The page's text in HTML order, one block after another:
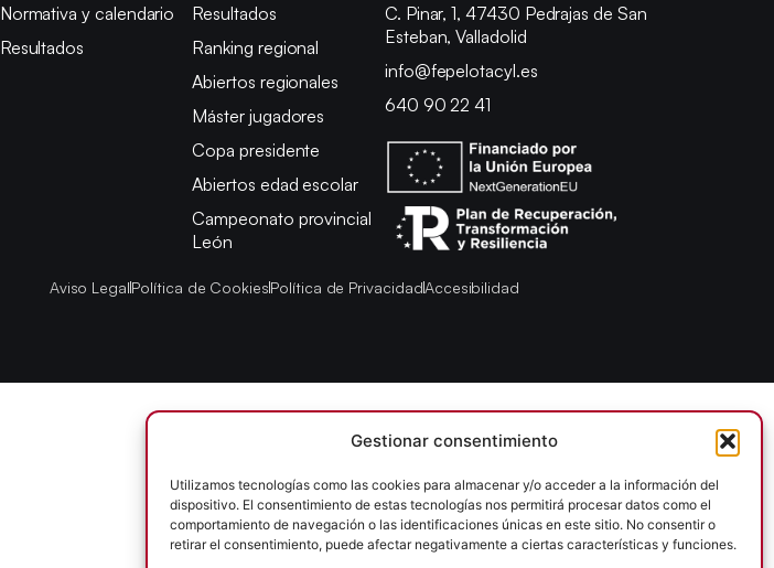
Gestionar consentimiento
Utilizamos tecnologías como las cookies para almacenar y/o acceder a la información del
dispositivo. El consentimiento de estas tecnologías nos permitirá procesar datos como el
comportamiento de navegación o las identificaciones únicas en este sitio. No consentir o
retirar el consentimiento, puede afectar negativamente a ciertas características y funciones.
Normativa y calendario
Resultados
Resultados
Ranking regional
Abiertos regionales
Máster jugadores
Copa presidente
Abiertos edad escolar
Campeonato provincial
León
C. Pinar, 1, 47430 Pedrajas de San
Esteban, Valladolid
info@fepelotacyl.es
640 90 22 41
Aviso LegalPolítica de CookiesPolítica de PrivacidadAccesibilidad